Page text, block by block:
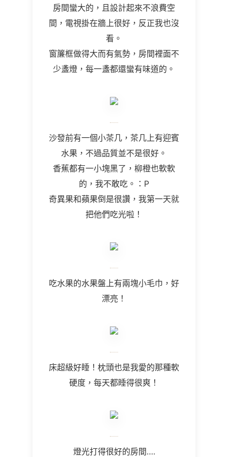
房間蠻大的，且設計起來不浪費空
間，電視掛在牆上很好，反正我也沒
看。
窗簾框做得大而有氣勢，房間裡面不
少盞燈，每一盞都還蠻有味道的。
沙發前有一個小茶几，茶几上有迎賓
水果，不過品質並不是很好。
香蕉都有一小塊黑了，柳橙也軟軟
的，我不敢吃。：P
奇異果和蘋果倒是很讚，我第一天就
把他們吃光啦！
吃水果的水果盤上有兩塊小毛巾，好
漂亮！
床超級好睡！枕頭也是我愛的那種軟
硬度，每天都睡得很爽！
燈光打得很好的房間….